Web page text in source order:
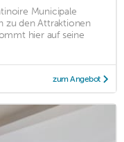
Municipale
zu den Attraktionen
hier auf seine
zum Angebot